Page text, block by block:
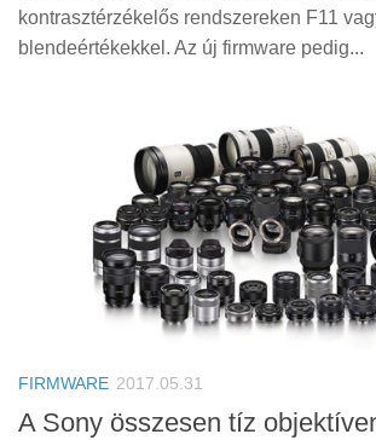
Érdekességek
kontrasztérzékelős rendszereken F11
blendeértékekkel. Az új firmware pedig...
FIRMWARE 2017.05.31
A Sony összesen tíz